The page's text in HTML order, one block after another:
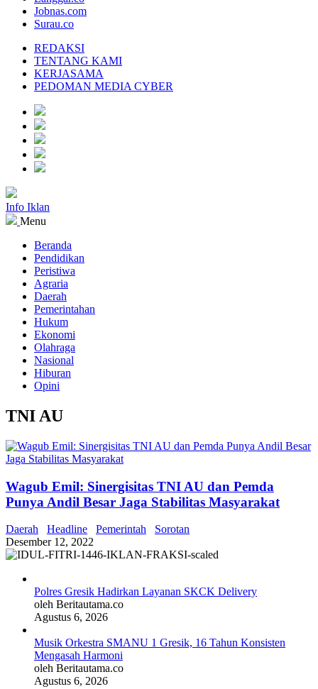
Jobnas.com
Surau.co
REDAKSI
TENTANG KAMI
KERJASAMA
PEDOMAN MEDIA CYBER
Info Iklan
Menu
Beranda
Pendidikan
Peristiwa
Agraria
Daerah
Pemerintahan
Hukum
Ekonomi
Olahraga
Nasional
Hiburan
Opini
TNI AU
Wagub Emil: Sinergisitas TNI AU dan Pemda
Punya Andil Besar Jaga Stabilitas Masyarakat
Daerah Headline Pemerintah
Sorotan
Desember 12, 2022
Polres Gresik Hadirkan Layanan SKCK Delivery
oleh Beritautama.co
Agustus 6, 2026
Musik Orkestra SMANU 1 Gresik, 16 Tahun Konsisten
Mengasah Harmoni
oleh Beritautama.co
Agustus 6, 2026